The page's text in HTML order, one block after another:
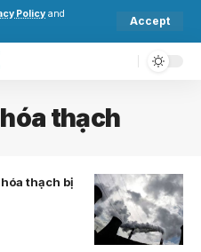
Policy and
Accept
thạch
thạch bị